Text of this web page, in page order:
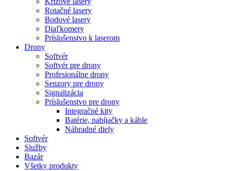
Rotačné lasery
Bodové lasery
Diaľkomery
Príslušenstvo k laserom
Drony
Softvér
Softvér pre drony
Profesionálne drony
Senzory pre drony
Signalizácia
Príslušenstvo pre drony
Integračné kity
Batérie, nabíjačky a káble
Náhradné diely
Softvér
Služby
Bazár
Všetky produkty